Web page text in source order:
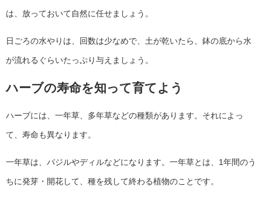
は、放っておいて自然に任せましょう。
日ごろの水やりは、回数は少なめで、土が乾いたら、鉢の底から水
が流れるぐらいたっぷり与えましょう。
ハーブの寿命を知って育てよう
ハーブには、一年草、多年草などの種類があります。それによっ
て、寿命も異なります。
一年草は、バジルやディルなどになります。一年草とは、1年間のう
ちに発芽・開花して、種を残して終わる植物のことです。